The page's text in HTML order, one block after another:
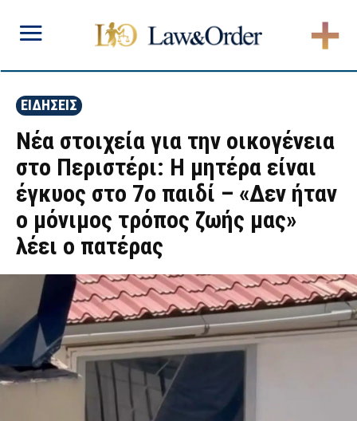
ΕΙΔΗΣΕΙΣ
Νέα στοιχεία για την οικογένεια
στο Περιστέρι: Η μητέρα είναι
έγκυος στο 7ο παιδί – «Δεν ήταν
ο μόνιμος τρόπος ζωής μας»
λέει ο πατέρας